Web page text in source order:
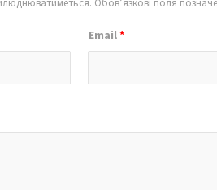
Email*